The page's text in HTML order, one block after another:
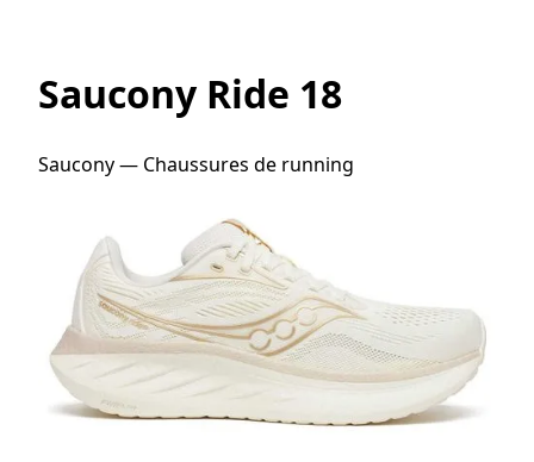
Saucony Ride 18
Saucony — Chaussures de running